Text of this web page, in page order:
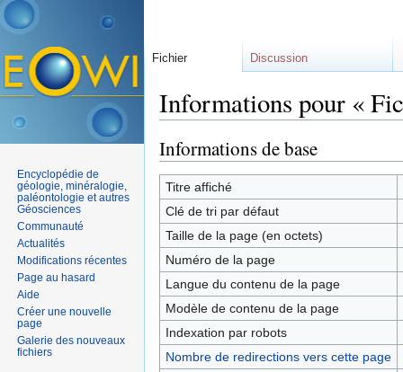
Informations pour «
Informations de base
Titre affiché
Clé de tri par défaut
Taille de la page (en octets)
Numéro de la page
Langue du contenu de la page
Modèle de contenu de la page
Indexation par robots
Nombre de redirections vers cette page
Fichier Discussion
Encyclopédie de
géologie, minéralogie,
paléontologie et autres
Géosciences
Communauté
Actualités
Modifications récentes
Page au hasard
Aide
Créer une nouvelle
page
Galerie des nouveaux
fichiers